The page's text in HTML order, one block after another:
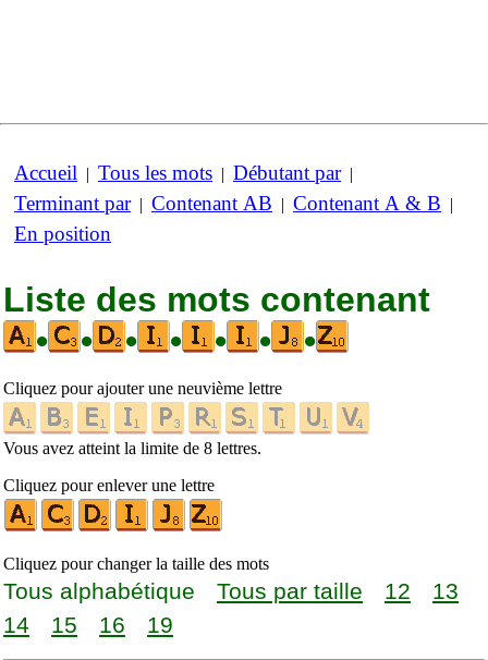
Accueil | Tous les mots | Débutant par|
Terminant par| Contenant AB | Contenant A & B |
En position
Liste des mots contenant
•
• • • • • •
Cliquez pour ajouter une neuvième lettre
Vous avez atteint la limite de 8 lettres.
Cliquez pour enlever une lettre
Cliquez pour changer la taille des mots
Tous alphabétique Tous par taille 12
13
14
15 16 19